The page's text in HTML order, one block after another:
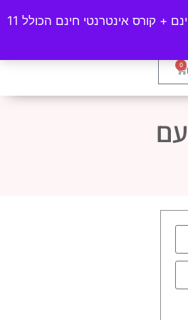
חשוב, לקוח שקיבל הדרכה ולא ירכוש מקלות יחויב בעלות של 150 ש"ח!!! מתנה יחודית לרוכשים - הדרכה באורך 10 דק', כיצד להשתמש במקלות, תינתן חינם + קורס אינטרנטי חינם הכולל 11
0